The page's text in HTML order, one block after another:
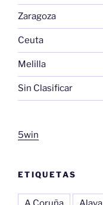
Zaragoza
Ceuta
Melilla
Sin Clasificar
5win
ETIQUETAS